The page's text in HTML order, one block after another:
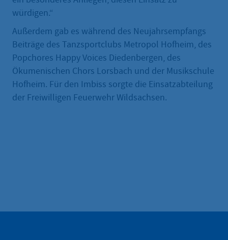
würdigen.“
Außerdem gab es während des Neujahrsempfangs
Beiträge des Tanzsportclubs Metropol Hofheim, des
Popchores Happy Voices Diedenbergen, des
Ökumenischen Chors Lorsbach und der Musikschule
Hofheim. Für den Imbiss sorgte die Einsatzabteilung
der Freiwilligen Feuerwehr Wildsachsen.